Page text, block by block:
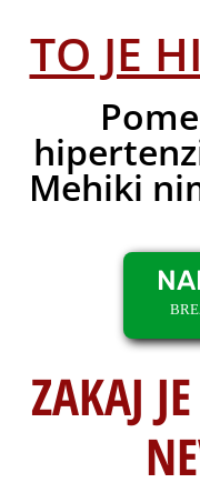
TO JE
Mehiki
ZAKAJ